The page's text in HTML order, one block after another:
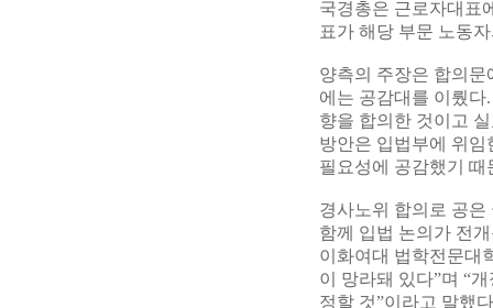
국경총은 근로자대표
표가 해당 부문 노동
양측의 주장은 합의
에는 공감대를 이뤘
향을 합의한 것이고
방안은 입법부에 위임
필요성에 공감했기 때
경사노위 합의로 공
함께 입법 논의가 전
이화여대 법학전문대
이 망라돼 있다”며 “
정할 것”이라고 말했